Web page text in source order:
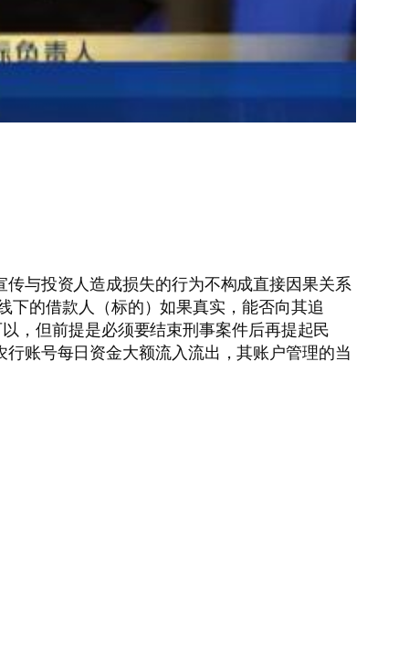
传与投资人造成损失的行为不构成直接因果关系
线下的借款人（标的）如果真实，能否向其追
，但前提是必须要结束刑事案件后再提起民
行账号每日资金大额流入流出，其账户管理的当